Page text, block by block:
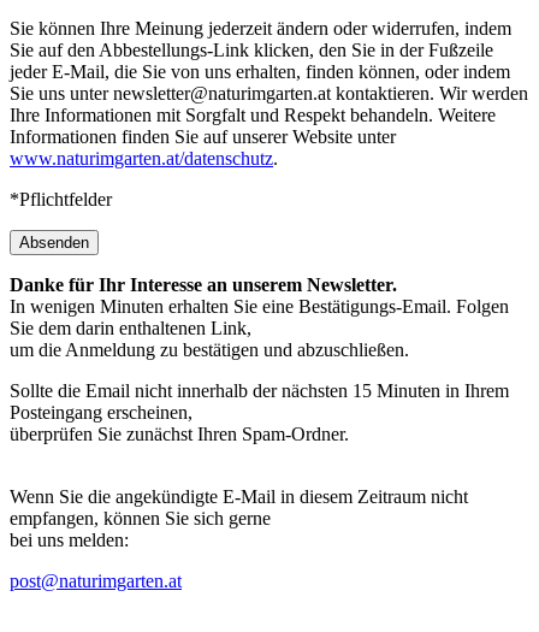
Sie können Ihre Meinung jederzeit ändern oder widerrufen, indem
Sie auf den Abbestellungs-Link klicken, den Sie in der Fußzeile
jeder E-Mail, die Sie von uns erhalten, finden können, oder indem
Sie uns unter newsletter@naturimgarten.at kontaktieren. Wir werden
Ihre Informationen mit Sorgfalt und Respekt behandeln. Weitere
Informationen finden Sie auf unserer Website unter
www.naturimgarten.at/datenschutz.
*Pflichtfelder
Absenden
Danke für Ihr Interesse an unserem Newsletter.
In wenigen Minuten erhalten Sie eine Bestätigungs-Email. Folgen
Sie dem darin enthaltenen Link,
um die Anmeldung zu bestätigen und abzuschließen.
Sollte die Email nicht innerhalb der nächsten 15 Minuten in Ihrem
Posteingang erscheinen,
überprüfen Sie zunächst Ihren Spam-Ordner.
Wenn Sie die angekündigte E-Mail in diesem Zeitraum nicht
empfangen, können Sie sich gerne
bei uns melden:
post@naturimgarten.at